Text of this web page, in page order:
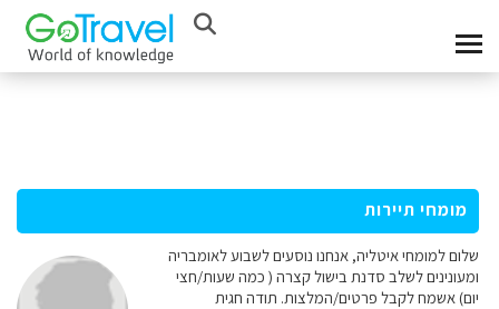
מומחי תיירות
שלום למומחי איטליה, אנחנו נוסעים לשבוע לאומבריה
ומעונינים לשלב סדנת בישול קצרה ( כמה שעות/חצי
יום) אשמח לקבל פרטים/המלצות. תודה חגית